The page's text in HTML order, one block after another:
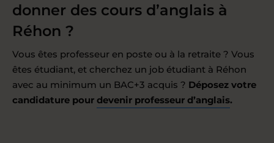
donner des cours d’anglais à
Réhon ?
Vous êtes professeur en poste ou à la retraite ? Vous
êtes étudiant, et cherchez un job étudiant à Réhon
avec au minimum un BAC+3 acquis ? Déposez votre
candidature pour devenir professeur d’anglais.